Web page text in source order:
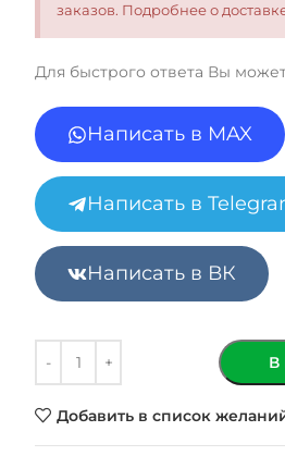
заказов. Подробнее о
Для быстрого ответа Вы
Написать в MAX
Написать в
Написать в ВК
В
Добавить в список